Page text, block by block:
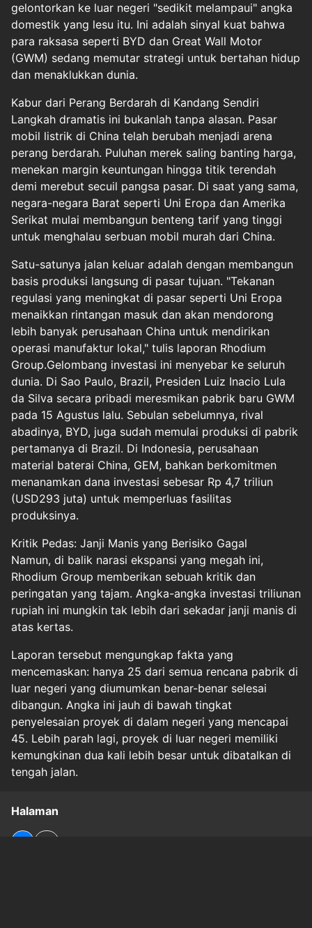
gelontorkan ke luar negeri "sedikit melampaui" angka
domestik yang lesu itu. Ini adalah sinyal kuat bahwa
para raksasa seperti BYD dan Great Wall Motor
(GWM) sedang memutar strategi untuk bertahan hidup
dan menaklukkan dunia.
Kabur dari Perang Berdarah di Kandang Sendiri
Langkah dramatis ini bukanlah tanpa alasan. Pasar
mobil listrik di China telah berubah menjadi arena
perang berdarah. Puluhan merek saling banting harga,
menekan margin keuntungan hingga titik terendah
demi merebut secuil pangsa pasar. Di saat yang sama,
negara-negara Barat seperti Uni Eropa dan Amerika
Serikat mulai membangun benteng tarif yang tinggi
untuk menghalau serbuan mobil murah dari China.
Satu-satunya jalan keluar adalah dengan membangun
basis produksi langsung di pasar tujuan. "Tekanan
regulasi yang meningkat di pasar seperti Uni Eropa
menaikkan rintangan masuk dan akan mendorong
lebih banyak perusahaan China untuk mendirikan
operasi manufaktur lokal," tulis laporan Rhodium
Group.Gelombang investasi ini menyebar ke seluruh
dunia. Di Sao Paulo, Brazil, Presiden Luiz Inacio Lula
da Silva secara pribadi meresmikan pabrik baru GWM
pada 15 Agustus lalu. Sebulan sebelumnya, rival
abadinya, BYD, juga sudah memulai produksi di pabrik
pertamanya di Brazil. Di Indonesia, perusahaan
material baterai China, GEM, bahkan berkomitmen
menanamkan dana investasi sebesar Rp 4,7 triliun
(USD293 juta) untuk memperluas fasilitas
produksinya.
Kritik Pedas: Janji Manis yang Berisiko Gagal
Namun, di balik narasi ekspansi yang megah ini,
Rhodium Group memberikan sebuah kritik dan
peringatan yang tajam. Angka-angka investasi triliunan
rupiah ini mungkin tak lebih dari sekadar janji manis di
atas kertas.
Laporan tersebut mengungkap fakta yang
mencemaskan: hanya 25 dari semua rencana pabrik di
luar negeri yang diumumkan benar-benar selesai
dibangun. Angka ini jauh di bawah tingkat
penyelesaian proyek di dalam negeri yang mencapai
45. Lebih parah lagi, proyek di luar negeri memiliki
kemungkinan dua kali lebih besar untuk dibatalkan di
tengah jalan.
Halaman